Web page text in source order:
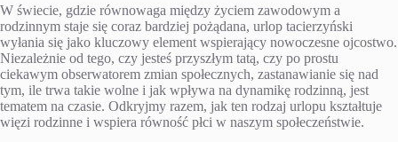
W świecie, gdzie równowaga między życiem zawodowym a
rodzinnym staje się coraz bardziej pożądana, urlop tacierzyński
wyłania się jako kluczowy element wspierający nowoczesne ojcostwo.
Niezależnie od tego, czy jesteś przyszłym tatą, czy po prostu
ciekawym obserwatorem zmian społecznych, zastanawianie się nad
tym, ile trwa takie wolne i jak wpływa na dynamikę rodzinną, jest
tematem na czasie. Odkryjmy razem, jak ten rodzaj urlopu kształtuje
więzi rodzinne i wspiera równość płci w naszym społeczeństwie.